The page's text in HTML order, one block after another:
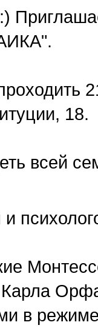
18.
всей
и
Карла
в